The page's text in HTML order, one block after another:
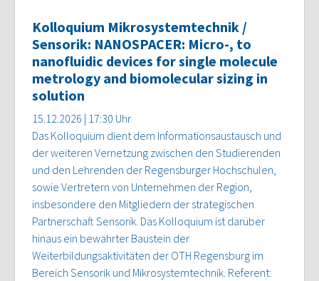
Kolloquium Mikrosystemtechnik /
Sensorik: NANOSPACER: Micro-, to
nanofluidic devices for single molecule
metrology and biomolecular sizing in
solution
15.12.2026 | 17:30 Uhr
Das Kolloquium dient dem Informationsaustausch und
der weiteren Vernetzung zwischen den Studierenden
und den Lehrenden der Regensburger Hochschulen,
sowie Vertretern von Unternehmen der Region,
insbesondere den Mitgliedern der strategischen
Partnerschaft Sensorik. Das Kolloquium ist darüber
hinaus ein bewährter Baustein der
Weiterbildungsaktivitäten der OTH Regensburg im
Bereich Sensorik und Mikrosystemtechnik. Referent: